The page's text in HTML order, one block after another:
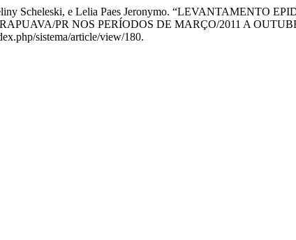
Scheleski, e Lelia Paes Jeronymo.
PR NOS PERÍODOS DE MARÇO/2011 A
sistema/article/view/180.